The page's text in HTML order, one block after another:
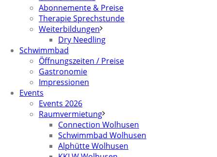
Abonnemente & Preise
Therapie Sprechstunde
Weiterbildungen
Dry Needling
Schwimmbad
Öffnungszeiten / Preise
Gastronomie
Impressionen
Events
Events 2026
Raumvermietung
Connection Wolhusen
Schwimmbad Wolhusen
Alphütte Wolhusen